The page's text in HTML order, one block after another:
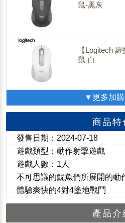
鼠-黑灰
【Logitech
鼠-白
▼更多加
商品特
發售日期：2024-07-18
遊戲類型：動作射擊遊戲
遊戲人數：1人
不可思議的魷魚們所展開的動
體驗爽快的4對4塗地戰鬥
產品介